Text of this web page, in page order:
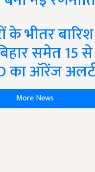
के भीतर
समेत 15 से
का ऑरेंज अलर्ट
More News